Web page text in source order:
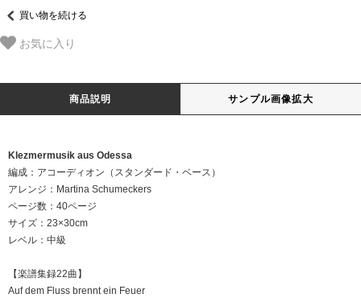
買い物を続ける
お気に入り
商品説明 サンプル画像拡大
Klezmermusik aus Odessa
編成：アコーディオン（スタンダード・ベース）
アレンジ：Martina Schumeckers
ページ数：40ページ
サイズ：23×30cm
レベル：中級
【楽譜集録22曲】
Auf dem Fluss brennt ein Feuer